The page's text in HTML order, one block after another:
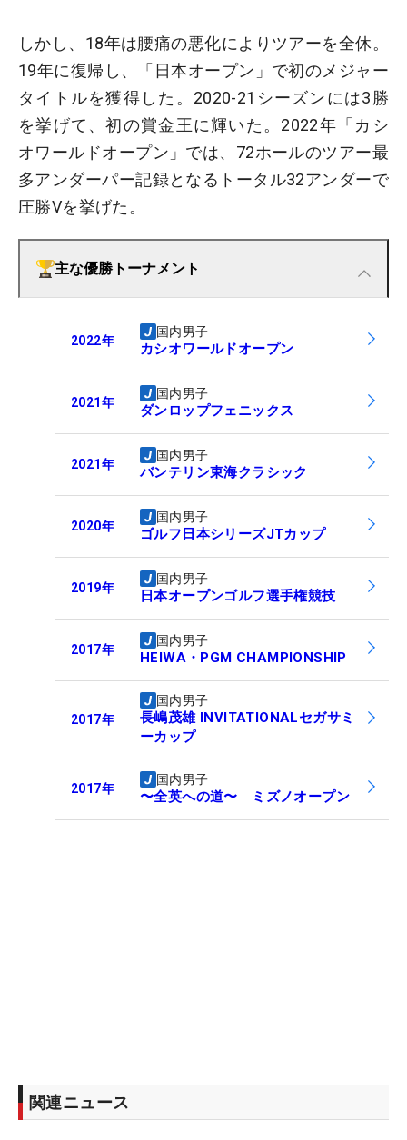
しかし、18年は腰痛の悪化によりツアーを全休。
19年に復帰し、「日本オープン」で初のメジャー
タイトルを獲得した。2020-21シーズンには3勝
を挙げて、初の賞金王に輝いた。2022年「カシ
オワールドオープン」では、72ホールのツアー最
多アンダーパー記録となるトータル32アンダーで
圧勝Vを挙げた。
主な優勝トーナメント
2022年
国内男子
カシオワールドオープン
2021年
国内男子
ダンロップフェニックス
2021年
国内男子
バンテリン東海クラシック
2020年
国内男子
ゴルフ日本シリーズJTカップ
2019年
国内男子
日本オープンゴルフ選手権競技
2017年
国内男子
HEIWA・PGM CHAMPIONSHIP
2017年
国内男子
長嶋茂雄 INVITATIONALセガサミ
ーカップ
2017年
国内男子
〜全英への道〜 ミズノオープン
関連ニュース